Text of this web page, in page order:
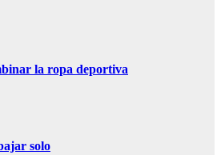
la ropa deportiva
solo